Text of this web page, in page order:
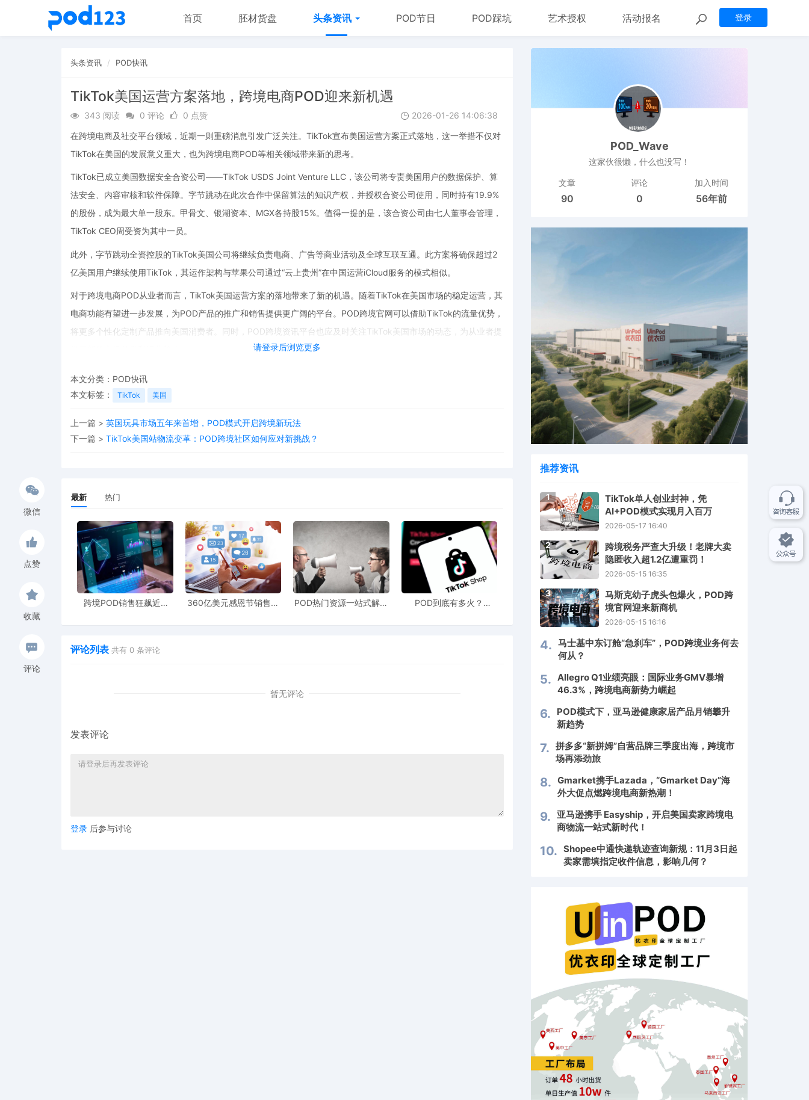
登录
首页 胚材货盘 头条资讯 POD节日 POD踩坑 艺术授权 活动报名
头条资讯 POD快讯
TikTok美国运营方案落地，跨境电商POD迎来新机遇
343 阅读 0 评论 0 点赞 2026-01-26 14:06:38
请登录后浏览更多
在跨境电商及社交平台领域，近期一则重磅消息引发广泛关注。TikTok宣布美国运营方案正式落地，这一举措不仅对
TikTok在美国的发展意义重大，也为跨境电商POD等相关领域带来新的思考。
TikTok已成立美国数据安全合资公司——TikTok USDS Joint Venture LLC，该公司将专责美国用户的数据保护、算
法安全、内容审核和软件保障。字节跳动在此次合作中保留算法的知识产权，并授权合资公司使用，同时持有19.9%
的股份，成为最大单一股东。甲骨文、银湖资本、MGX各持股15%。值得一提的是，该合资公司由七人董事会管理，
TikTok CEO周受资为其中一员。
此外，字节跳动全资控股的TikTok美国公司将继续负责电商、广告等商业活动及全球互联互通。此方案将确保超过2
亿美国用户继续使用TikTok，其运作架构与苹果公司通过“云上贵州”在中国运营iCloud服务的模式相似。
对于跨境电商POD从业者而言，TikTok美国运营方案的落地带来了新的机遇。随着TikTok在美国市场的稳定运营，其
电商功能有望进一步发展，为POD产品的推广和销售提供更广阔的平台。POD跨境官网可以借助TikTok的流量优势，
将更多个性化定制产品推向美国消费者。同时，POD跨境资讯平台也应及时关注TikTok美国市场的动态，为从业者提
免费POD工具在这个过程中也将发挥重要作用。通过免费POD工具，商家可以更高效地设计和生产POD产品，降低成
本，提高竞争力。例如，一些免费的设计工具可以帮助商家快速制作出符合TikTok风格的产品图案，吸引用户的关
微信
点赞
收藏
评论
本文分类： POD快讯
本文标签：
TikTok 美国
上一篇 > 英国玩具市场五年来首增，POD模式开启跨境新玩法
下一篇 > TikTok美国站物流变革：POD跨境社区如何应对新挑战？
最新 热门
跨境POD销售狂飙近5
360亿美元感恩节销售额
POD热门资源一站式解决
POD到底有多火？
评论列表 共有 0 条评论
暂无评论
发表评论
登录 后参与讨论
POD_Wave
这家伙很懒，什么也没写！
文章
90
评论
0
加入时间
56年前
推荐资讯
1
TikTok单人创业封神，凭
AI+POD模式实现月入百万
2026-05-17 16:40
2
跨境税务严查大升级！老牌大卖
隐匿收入超1.2亿遭重罚！
2026-05-15 16:35
3
马斯克幼子虎头包爆火，POD跨
境官网迎来新商机
2026-05-15 16:16
4. 马士基中东订舱“急刹车”，POD跨境业务何去
何从？
5. Allegro Q1业绩亮眼：国际业务GMV暴增
46.3%，跨境电商新势力崛起
6.
POD模式下，亚马逊健康家居产品月销攀升
新趋势
7. 拼多多“新拼姆”自营品牌三季度出海，跨境市
场再添劲旅
8. Gmarket携手Lazada，“Gmarket Day”海
外大促点燃跨境电商新热潮！
9. 亚马逊携手 Easyship，开启美国卖家跨境电
商物流一站式新时代！
10. Shopee中通快递轨迹查询新规：11月3日起
卖家需填指定收件信息，影响几何？